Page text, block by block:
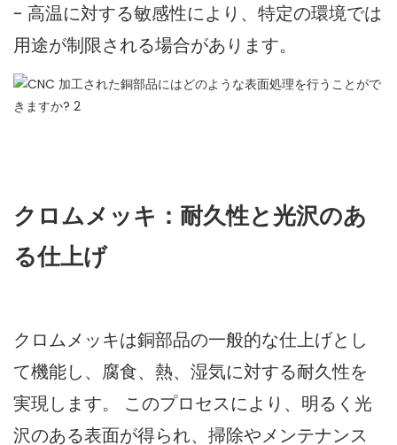
- 高温に対する敏感性により、特定の環境では
用途が制限される場合があります。
クロムメッキ：耐久性と光沢のあ
る仕上げ
クロムメッキは銅部品の一般的な仕上げとし
て機能し、腐食、熱、湿気に対する耐久性を
実現します。 このプロセスにより、明るく光
沢のある表面が得られ、掃除やメンテナンス